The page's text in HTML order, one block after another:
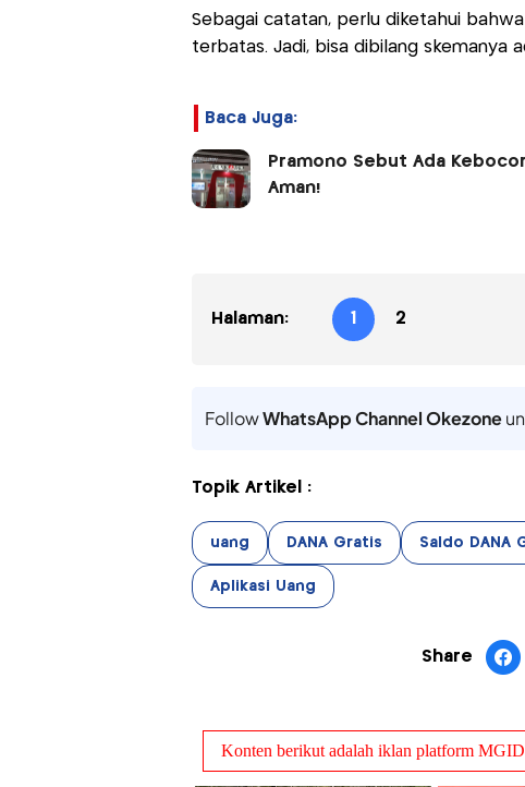
Sebagai catatan, perlu diketahui
terbatas. Jadi, bisa dibilang skemanya
Baca Juga:
Pramono Sebut Ada
Aman!
Halaman: 1 2
FollowWhatsApp Channel Okezone
Topik Artikel :
uang DANA Gratis Saldo DANA
Aplikasi Uang
Share